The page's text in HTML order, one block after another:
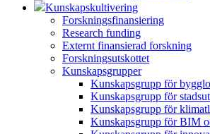
Kunskapskultivering
Forskningsfinansiering
Research funding
Externt finansierad forskning
Forskningsutskottet
Kunskapsgrupper
Kunskapsgrupp för
Kunskapsgrupp för
Kunskapsgrupp för
Kunskapsgrupp för BIM